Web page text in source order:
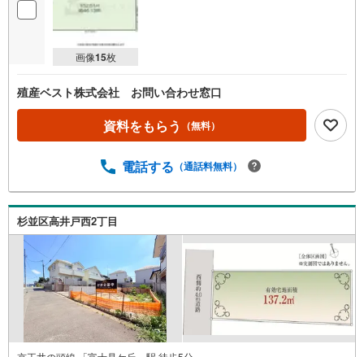
画像15枚
殖産ベスト株式会社 お問い合わせ窓口
資料をもらう （無料）
電話する （通話料無料）
杉並区高井戸西2丁目